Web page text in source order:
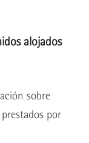
alojados
sobre
por